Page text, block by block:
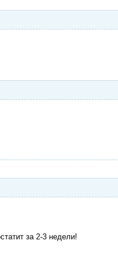
за 2-3 недели!